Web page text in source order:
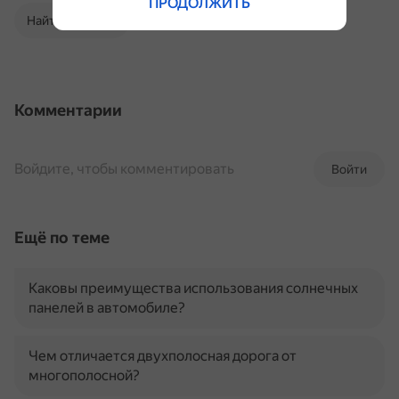
Найти в Поиске
Комментарии
Войти
Войдите, чтобы комментировать
Ещё по теме
Каковы преимущества использования солнечных
панелей в автомобиле?
Чем отличается двухполосная дорога от
многополосной?